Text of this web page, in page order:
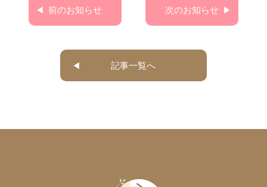
前のお知らせ 次のお知らせ
記事一覧へ